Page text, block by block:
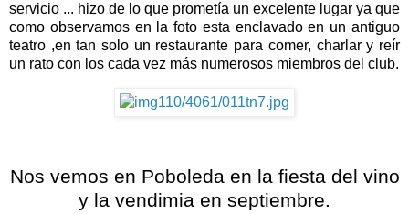
servicio ... hizo de lo que prometía un excelente lugar ya que
como observamos en la foto esta enclavado en un antiguo
teatro ,en tan solo un restaurante para comer, charlar y reír
un rato con los cada vez más numerosos miembros del club.
Nos vemos en Poboleda en la fiesta del vino
y la vendimia en septiembre.